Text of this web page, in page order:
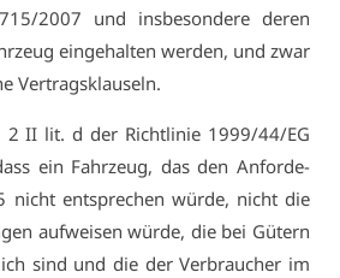
2007 und ins­be­son­de­re de­ren
ein­ge­hal­ten wer­den, und zwar
Ver­trags­klau­seln.
II lit. d der Richt­li­nie 1999/44/EG
ein Fahr­zeug, das den An­for­de­
nicht ent­spre­chen wür­de, nicht die
auf­wei­sen wür­de, die bei Gü­tern
sind und die der Ver­brau­cher im